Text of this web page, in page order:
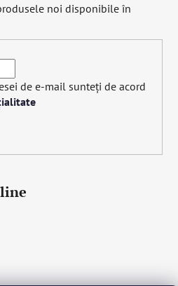
noi disponibile în
de e-mail sunteți de acord